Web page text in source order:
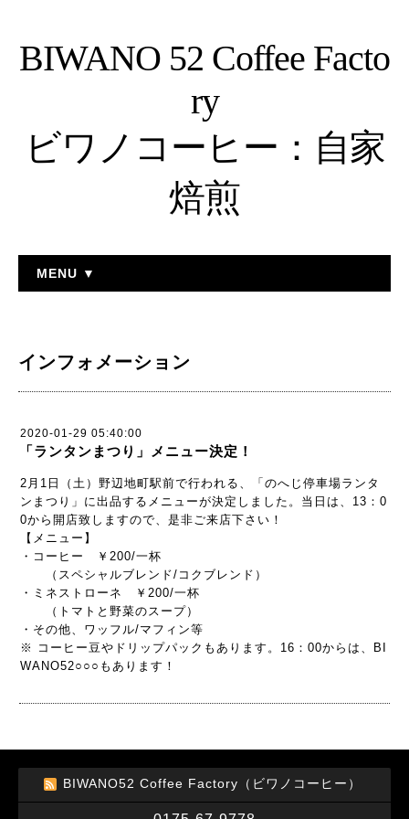
BIWANO 52 Coffee Facto
ry
ビワノコーヒー：自家
焙煎
MENU ▼
インフォメーション
2020-01-29 05:40:00
「ランタンまつり」メニュー決定！
2月1日（土）野辺地町駅前で行われる、「のへじ停車場ランタ
ンまつり」に出品するメニューが決定しました。当日は、13：0
0から開店致しますので、是非ご来店下さい！
【メニュー】
・コーヒー ￥200/一杯
（スペシャルブレンド/コクブレンド）
・ミネストローネ ￥200/一杯
（トマトと野菜のスープ）
・その他、ワッフル/マフィン等
※ コーヒー豆やドリップパックもあります。16：00からは、BI
WANO52○○○もあります！
BIWANO52 Coffee Factory（ビワノコーヒー）